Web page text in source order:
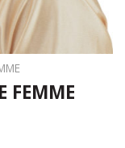
FEMME